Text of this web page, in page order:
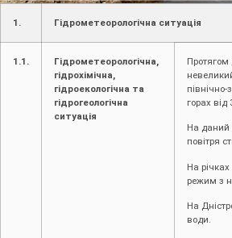
1. Гідрометеорологічна ситуація
1.1.
Гідрометеорологічна,
гідрохімічна,
гідроекологічна та
гідрогеологічна
ситуація
Протягом
горах від
На даний
повітря
На річках
режим з
На
води.